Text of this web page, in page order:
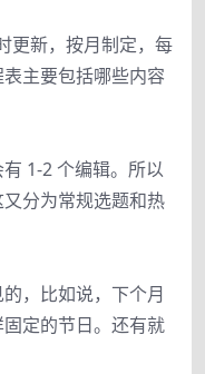
更新，按月制定，每
主要包括哪些内容
1-2 个编辑。所以
分为常规选题和热
，比如说，下个月
定的节日。还有就